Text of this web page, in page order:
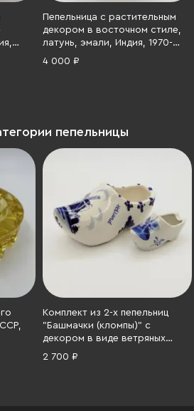
Пепельница с растительным
декором в восточном стиле,
латунь, эмали, Индия, 1970-
1990 гг.
4 000 ₽
пепельницы
Комплект из 2-х пепельниц
"Башмачки (кломпы)" с
декором в виде ветряных
мельниц, Delfts Blauw, фаянс,
2 700 ₽